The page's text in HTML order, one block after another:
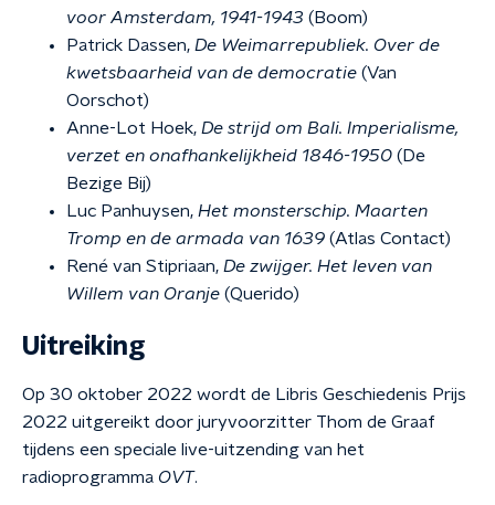
voor Amsterdam, 1941-1943 (Boom)
Patrick Dassen, De Weimarrepubliek. Over de
kwetsbaarheid van de democratie (Van
Oorschot)
Anne-Lot Hoek, De strijd om Bali. Imperialisme,
verzet en onafhankelijkheid 1846-1950 (De
Bezige Bij)
Luc Panhuysen, Het monsterschip. Maarten
Tromp en de armada van 1639 (Atlas Contact)
René van Stipriaan, De zwijger. Het leven van
Willem van Oranje (Querido)
Uitreiking
Op 30 oktober 2022 wordt de Libris Geschiedenis Prijs
2022 uitgereikt door juryvoorzitter Thom de Graaf
tijdens een speciale live-uitzending van het
radioprogramma OVT.